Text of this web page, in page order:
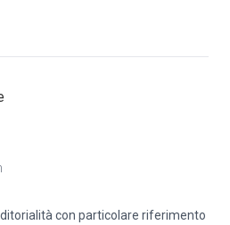
con particolare riferimento